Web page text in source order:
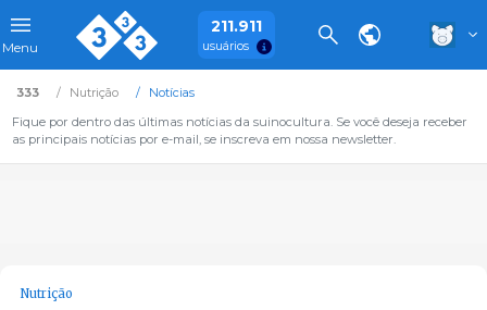
Menu
211.911
usuários
333 Nutrição
Notícias
Fique por dentro das últimas notícias da suinocultura. Se você deseja receber
as principais notícias por e-mail, se inscreva em nossa newsletter.
Nutrição